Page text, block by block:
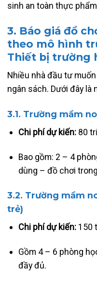
sinh an toàn thực
3. Báo giá đồ
theo mô hình
Thiết bị trường
Nhiều nhà đầu tư
ngân sách. Dưới đây là
3.1. Trường mầm
Chi phí dự kiến: 80
Bao gồm: 2 – 4
dùng – đồ chơi
3.2. Trường mầm
trẻ)
Chi phí dự kiến: 150
Gồm 4 – 6 phòng
đầy đủ.